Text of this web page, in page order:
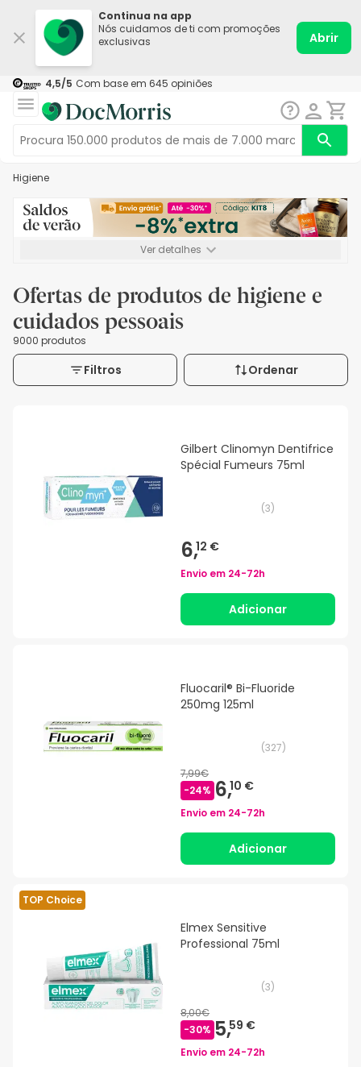
Continua na app
Nós cuidamos de ti com promoções
exclusivas
Abrir
4,5/5 Com base em 645 opiniões
Higiene
Ver detalhes
Ofertas de produtos de higiene e
cuidados pessoais
9000 produtos
Filtros Ordenar
Gilbert Clinomyn Dentifrice
Spécial Fumeurs 75ml
(3)
6,12 €
Envio em 24-72h
Adicionar
Fluocaril® Bi-Fluoride
250mg 125ml
(327)
7,99€
-24% 6,10 €
Envio em 24-72h
Adicionar
TOP Choice
Elmex Sensitive
Professional 75ml
(3)
8,00€
-30% 5,59 €
Envio em 24-72h